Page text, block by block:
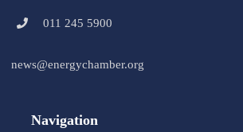
011 245 5900
news@energychamber.org
Navigation